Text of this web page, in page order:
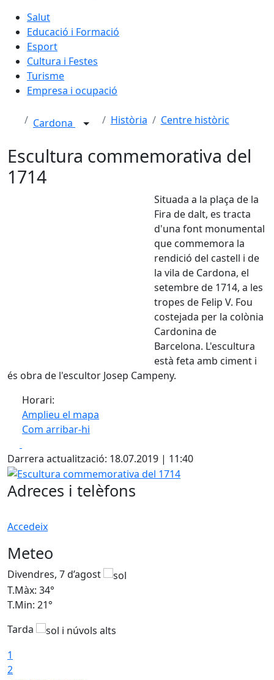
Salut
Educació i Formació
Esport
Cultura i Festes
Turisme
Empresa i ocupació
Cardona Història Centre històric
Escultura commemorativa del
1714
Situada a la plaça de la
Fira de dalt, es tracta
d'una font monumental
que commemora la
rendició del castell i de
la vila de Cardona, el
setembre de 1714, a les
tropes de Felip V. Fou
costejada per la colònia
Cardonina de
Barcelona. L'escultura
està feta amb ciment i
és obra de l'escultor Josep Campeny.
Horari:
Amplieu el mapa
Com arribar-hi
+
−
Darrera actualització: 18.07.2019 | 11:40
Escultura commemorativa del 1714
Adreces i telèfons
Accedeix
Meteo
Divendres, 7 d’agost
T.Màx: 34°
T.Min: 21°
Tarda
1
2